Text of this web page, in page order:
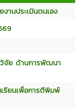
านประเมินตนเอง
จัย ด้านการพัฒนา
รียนเพื่อการตีพิมพ์